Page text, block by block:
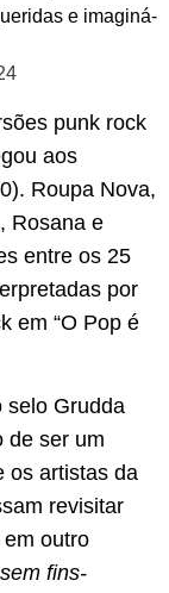
e imaginá-
punk rock
aos
Roupa Nova,
Rosana e
entre os 25
por
em “O Pop é
selo Grudda
de ser um
os artistas da
revisitar
outro
fins-